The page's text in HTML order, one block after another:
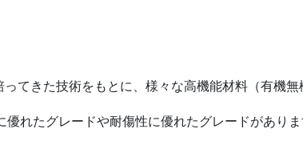
てきた技術をもとに、様々な高機能材料（有機
れたグレードや耐傷性に優れたグレードがあり